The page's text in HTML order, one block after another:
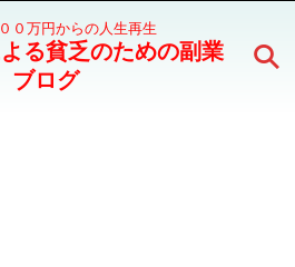
０万円からの人生再生
る貧乏のための副業
ブログ